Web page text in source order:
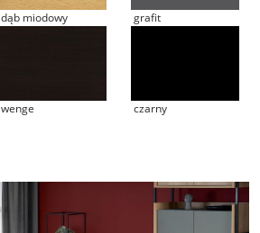
dąb miodowy grafit
wenge czarny